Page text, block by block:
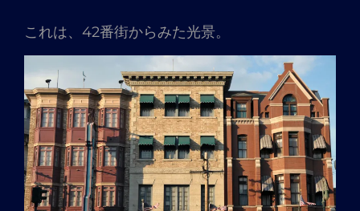
これは、42番街からみた光景。